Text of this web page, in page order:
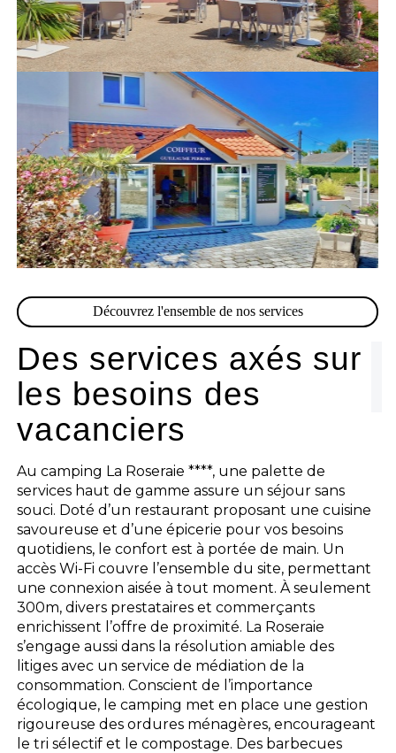
Découvrez l'ensemble de nos services
Des services axés sur
les besoins des
vacanciers
Au camping La Roseraie ****, une palette de
services haut de gamme assure un séjour sans
souci. Doté d’un restaurant proposant une cuisine
savoureuse et d’une épicerie pour vos besoins
quotidiens, le confort est à portée de main. Un
accès Wi-Fi couvre l’ensemble du site, permettant
une connexion aisée à tout moment. À seulement
300m, divers prestataires et commerçants
enrichissent l’offre de proximité. La Roseraie
s’engage aussi dans la résolution amiable des
litiges avec un service de médiation de la
consommation. Conscient de l’importance
écologique, le camping met en place une gestion
rigoureuse des ordures ménagères, encourageant
le tri sélectif et le compostage. Des barbecues